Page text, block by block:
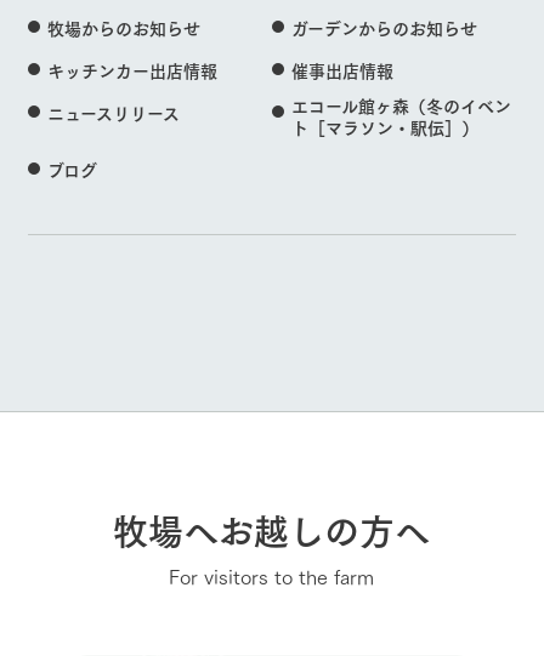
牧場からのお知らせ
ガーデンからのお知らせ
キッチンカー出店情報
催事出店情報
ニュースリリース
エコール館ヶ森（冬のイベン
ト［マラソン・駅伝］）
ブログ
牧場へお越しの方へ
For visitors to the farm